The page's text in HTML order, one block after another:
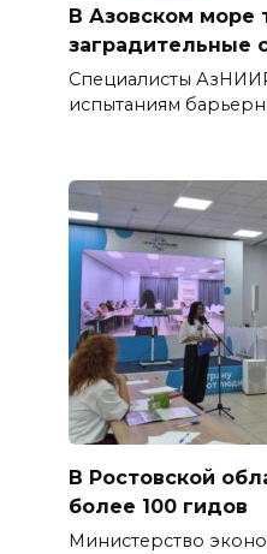
В Азовском море
заградительные
Специалисты
испытаниям
В Ростовской
более 100 гидов
Министерство